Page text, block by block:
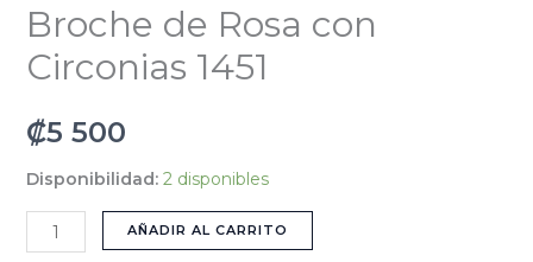
Broche de Rosa con
Circonias 1451
₡5 500
Disponibilidad: 2 disponibles
AÑADIR AL CARRITO